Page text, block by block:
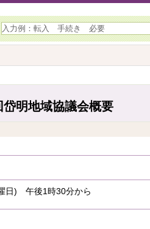
明地域協議会概要
日) 午後1時30分から